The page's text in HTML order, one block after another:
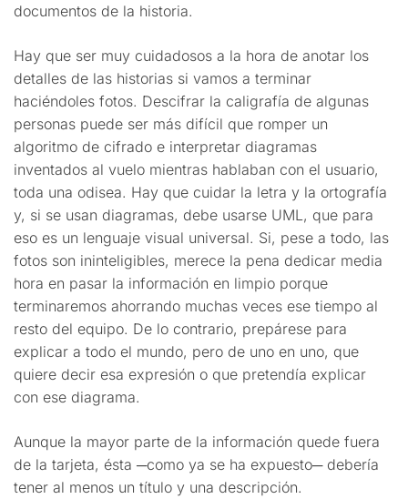
documentos de la historia.
Hay que ser muy cuidadosos a la hora de anotar los
detalles de las historias si vamos a terminar
haciéndoles fotos. Descifrar la caligrafía de algunas
personas puede ser más difícil que romper un
algoritmo de cifrado e interpretar diagramas
inventados al vuelo mientras hablaban con el usuario,
toda una odisea. Hay que cuidar la letra y la ortografía
y, si se usan diagramas, debe usarse UML, que para
eso es un lenguaje visual universal. Si, pese a todo, las
fotos son ininteligibles, merece la pena dedicar media
hora en pasar la información en limpio porque
terminaremos ahorrando muchas veces ese tiempo al
resto del equipo. De lo contrario, prepárese para
explicar a todo el mundo, pero de uno en uno, que
quiere decir esa expresión o que pretendía explicar
con ese diagrama.
Aunque la mayor parte de la información quede fuera
de la tarjeta, ésta ─como ya se ha expuesto─ debería
tener al menos un título y una descripción.